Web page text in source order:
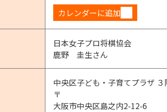
カレンダーに追加
日本女子プロ将棋協会
鹿野 圭生さん
中央区子ども・子育てプラザ ３
〒
大阪市中央区島之内2-12-6